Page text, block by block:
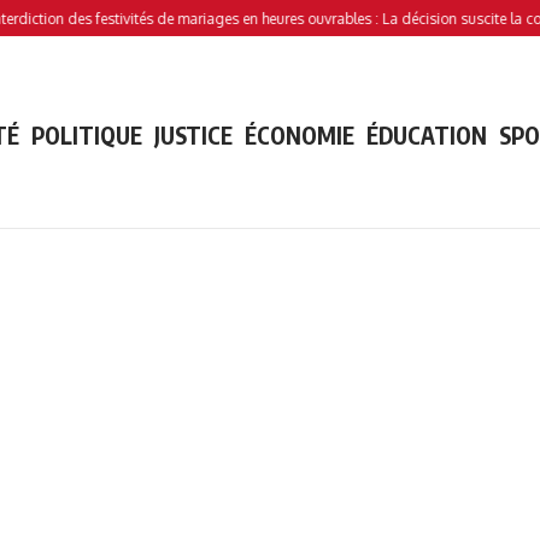
festivités de mariages en heures ouvrables : La décision suscite la controverse
POLITIQUE JUSTICE ÉCONOMIE ÉDUCATION